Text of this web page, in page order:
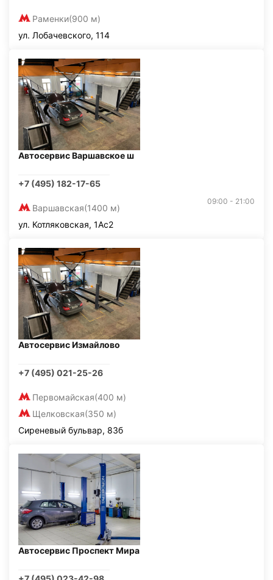
Раменки(900 м)
ул. Лобачевского, 114
Автосервис Варшавское ш
+7 (495) 182-17-65
Варшавская(1400 м)
09:00 - 21:00
ул. Котляковская, 1Ас2
Автосервис Измайлово
+7 (495) 021-25-26
Первомайская(400 м)
Щелковская(350 м)
Сиреневый бульвар, 83б
Автосервис Проспект Мира